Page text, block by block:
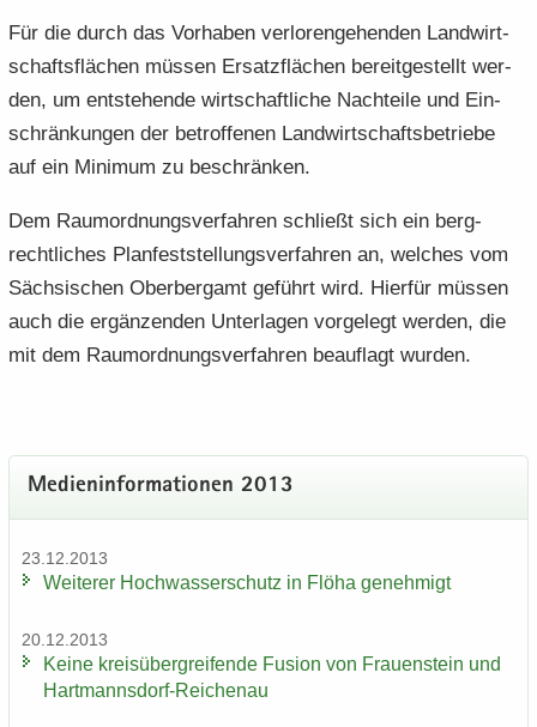
Für die durch das Vor­ha­ben ver­lo­ren­ge­hen­den Land­wirt­
schafts­flä­chen müs­sen Er­satz­flä­chen be­reit­ge­stellt wer­
den, um ent­ste­hen­de wirt­schaft­li­che Nach­tei­le und Ein­
schrän­kun­gen der be­trof­fe­nen Land­wirt­schafts­be­trie­be
auf ein Mi­ni­mum zu be­schrän­ken.
Dem Raum­ord­nungs­ver­fah­ren schließt sich ein berg­
recht­li­ches Plan­fest­stel­lungs­ver­fah­ren an, wel­ches vom
Säch­si­schen Ober­berg­amt ge­führt wird. Hier­für müs­sen
auch die er­gän­zen­den Un­ter­la­gen vor­ge­legt wer­den, die
mit dem Raum­ord­nungs­ver­fah­ren be­auf­lagt wur­den.
Me­di­en­in­for­ma­tio­nen 2013
23.12.2013
Wei­te­rer Hoch­was­ser­schutz in Flöha ge­neh­migt
20.12.2013
Keine kreis­über­grei­fen­de Fu­si­on von Frau­en­stein und
Hartmannsdorf-​Reichenau